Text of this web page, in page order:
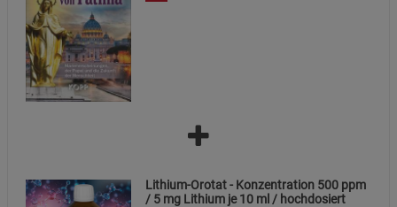
Lithium-Orotat - Konzentration 500 ppm
/ 5 mg Lithium je 10 ml / hochdosiert